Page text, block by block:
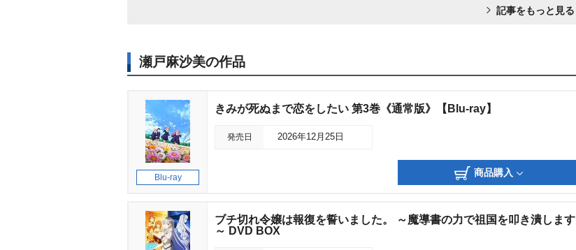
記事をもっと見る
瀬戸麻沙美の作品
Blu-ray
きみが死ぬまで恋をしたい 第3巻《通常版》【Blu-ray】
発売日 2026年12月25日
商品購入
ブチ切れ令嬢は報復を誓いました。 ～魔導書の力で祖国を叩き潰します
～ DVD BOX